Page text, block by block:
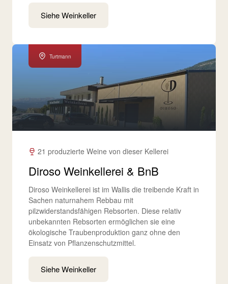
Siehe Weinkeller
Turtmann
21 produzierte Weine von dieser Kellerei
Diroso Weinkellerei & BnB
Diroso Weinkellerei ist im Wallis die treibende Kraft in
Sachen naturnahem Rebbau mit
pilzwiderstandsfähigen Rebsorten. Diese relativ
unbekannten Rebsorten ermöglichen sie eine
ökologische Traubenproduktion ganz ohne den
Einsatz von Pflanzenschutzmittel.
Siehe Weinkeller